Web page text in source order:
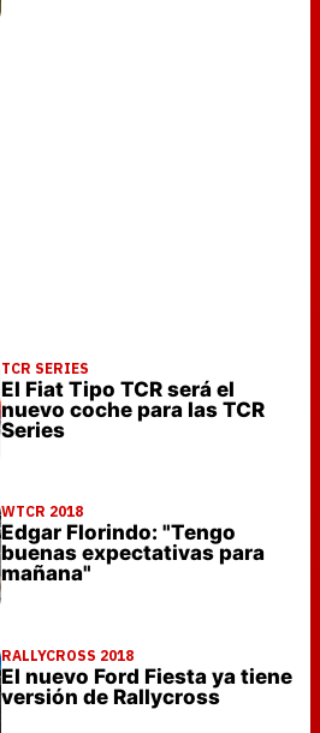
TCR SERIES
El Fiat Tipo TCR será el
nuevo coche para las TCR
Series
WTCR 2018
Edgar Florindo: "Tengo
buenas expectativas para
mañana"
RALLYCROSS 2018
El nuevo Ford Fiesta ya tiene
versión de Rallycross